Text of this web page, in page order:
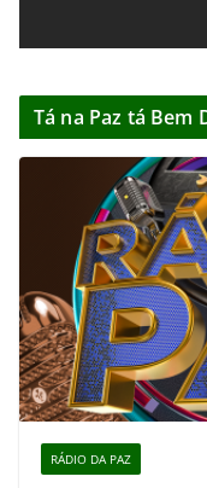
Tá na Paz tá Bem
RÁDIO DA PAZ